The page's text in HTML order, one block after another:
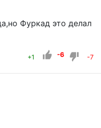
Фуркад это делал
+1 -6 -7